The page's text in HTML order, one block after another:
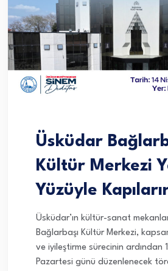
Üsküdar
Kültür Merkezi
Yüzüyle
Üsküdar’ın kültür-sanat
Bağlarbaşı Kültür Merkezi,
ve iyileştirme sürecinin ardından
Pazartesi günü düzenlenecek